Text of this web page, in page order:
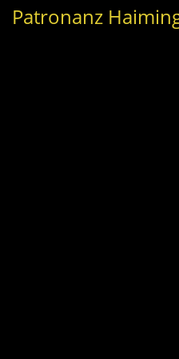
Patronanz